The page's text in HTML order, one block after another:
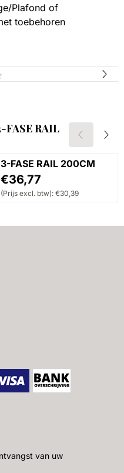
Plafond of
toebehoren
FASE RAIL
3-FASE RAIL 200CM
Prijs: 36,77, exclusief btw:
€36,77
(Prijs excl. btw): €30,39
van uw